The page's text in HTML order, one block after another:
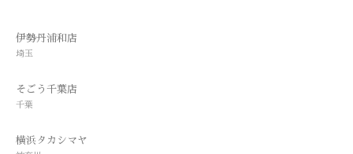
伊勢丹浦和店
埼玉
そごう千葉店
千葉
横浜タカシマヤ